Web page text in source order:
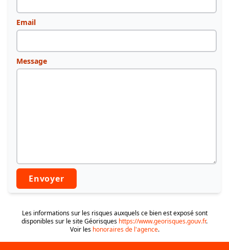
Email
Message
Envoyer
Les informations sur les risques auxquels ce bien est exposé sont
disponibles sur le site Géorisques https://www.georisques.gouv.fr.
Voir les honoraires de l'agence.